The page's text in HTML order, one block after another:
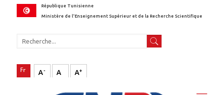
République Tunisienne
Ministère de l'Enseignement Supérieur et de la Recherche Scientifique
A- A A+